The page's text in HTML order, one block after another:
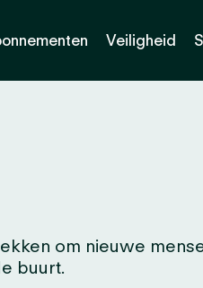
Veiligheid
om nieuwe
buurt.